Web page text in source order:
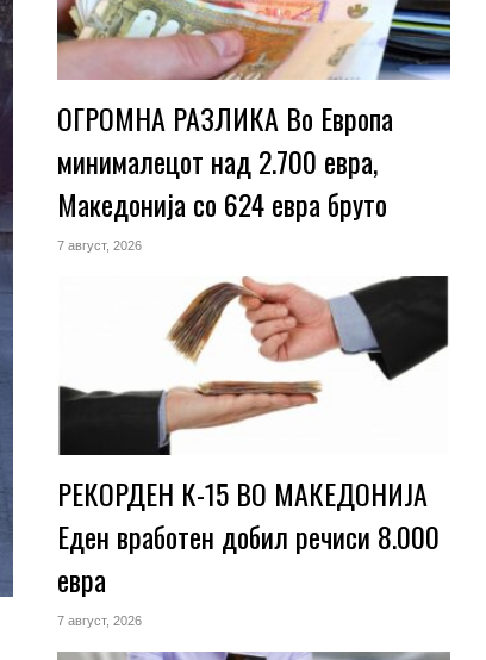
ОГРОМНА РАЗЛИКА Во Европа
минималецот над 2.700 евра,
Македонија со 624 евра бруто
7 август, 2026
РЕКОРДЕН К-15 ВО МАКЕДОНИЈА
Еден вработен добил речиси 8.000
евра
7 август, 2026